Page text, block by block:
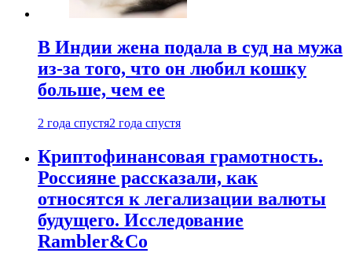
В Индии жена подала в суд на мужа
из-за того, что он любил кошку
больше, чем ее
2 года спустя2 года спустя
Криптофинансовая грамотность.
Россияне рассказали, как
относятся к легализации валюты
будущего. Исследование
Rambler&Co